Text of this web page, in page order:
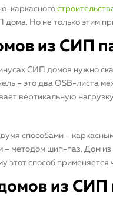
каркасного
дома. Но не только этим
из СИП
СИП домов нужно
– это два OSB-листа
вертикальную
способами –
– методом шип-паз. Дом
этот способ применяется
из СИП